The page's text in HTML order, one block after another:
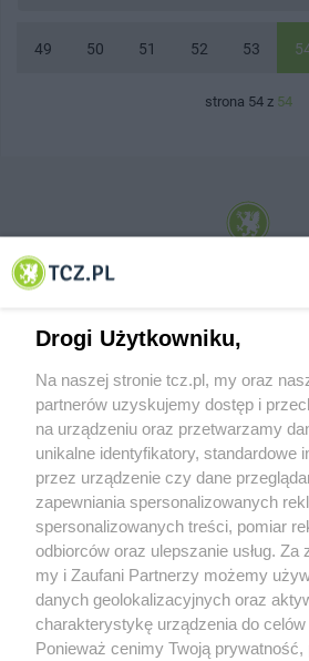
49 50 51 52 53
strona 54 z 54
© 2001-2026 Tczew - TCZ.PL Sp. z o.o.
O FIRMIE POLITYKA
REKLAMA WSPÓŁPRACA RSS
Nasze serwisy
Aktualności
Drogi Użytkowniku,
Na naszej stronie tcz.pl, my oraz
partnerów uzyskujemy dostęp i
na urządzeniu oraz przetwarzamy
unikalne identyfikatory, standardowe
przez urządzenie czy dane
zapewniania spersonalizowanych
spersonalizowanych treści, pomiar
odbiorców oraz ulepszanie usług. Za
my i Zaufani Partnerzy możemy
danych geolokalizacyjnych oraz
charakterystykę urządzenia do celów
Ponieważ cenimy Twoją